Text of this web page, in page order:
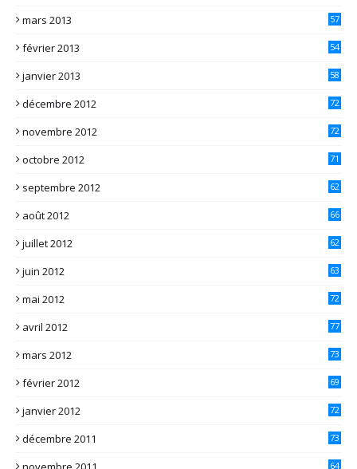
mars 2013 57
février 2013 54
janvier 2013 58
décembre 2012 72
novembre 2012 72
octobre 2012 71
septembre 2012 62
août 2012 66
juillet 2012 62
juin 2012 63
mai 2012 72
avril 2012 77
mars 2012 73
février 2012 69
janvier 2012 72
décembre 2011 73
64